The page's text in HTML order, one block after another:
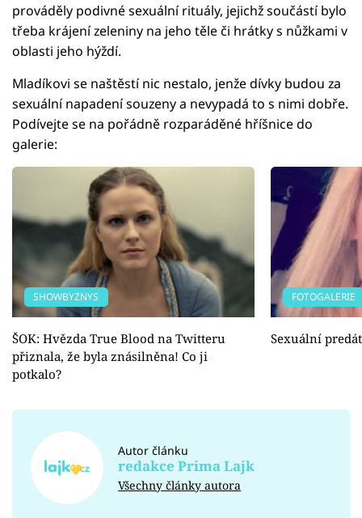
prováděly podivné sexuální rituály, jejichž součástí bylo
třeba krájení zeleniny na jeho těle či hrátky s nůžkami v
oblasti jeho hýždí.
Mladíkovi se naštěstí nic nestalo, jenže dívky budou za
sexuální napadení souzeny a nevypadá to s nimi dobře.
Podívejte se na pořádně rozparáděné hříšnice do
galerie:
SHOWBYZNYS
ŠOK: Hvězda True Blood na Twitteru
přiznala, že byla znásilněna! Co ji
potkalo?
FOTOGALERIE
Sexuální
Autor článku
redakce Prima Lajk
Všechny články autora